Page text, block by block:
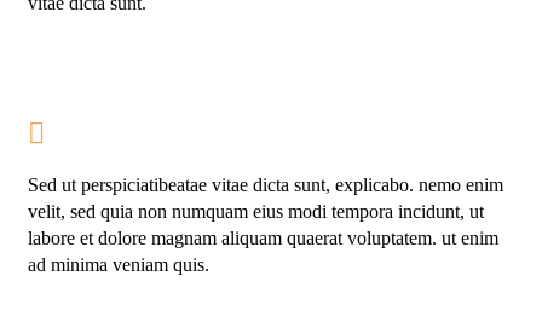
Sed ut perspiciatibeatae vitae dicta sunt, explicabo. nemo enim
velit, sed quia non numquam eius modi tempora incidunt, ut
labore et dolore magnam aliquam quaerat voluptatem. ut enim
ad minima veniam quis.